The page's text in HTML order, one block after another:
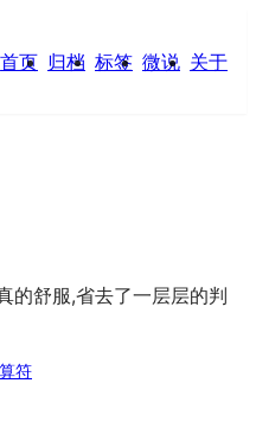
首页 归档 标签 微说 关于
的舒服,省去了一层层的判
符